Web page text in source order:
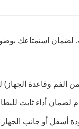
الفم وقاعدة الجهاز)
لضمان أداء ثابت
أسفل أو جانب